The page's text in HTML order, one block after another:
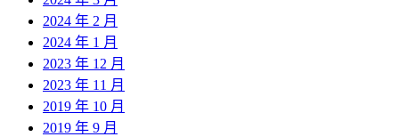
2024 年 2 月
2024 年 1 月
2023 年 12 月
2023 年 11 月
2019 年 10 月
2019 年 9 月